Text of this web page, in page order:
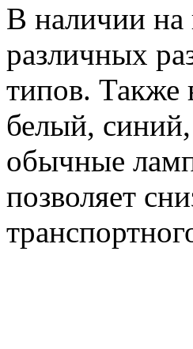
В наличии на
различных
типов. Также
белый,
обычные
позволяет